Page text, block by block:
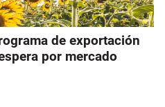
de exportación
por mercado